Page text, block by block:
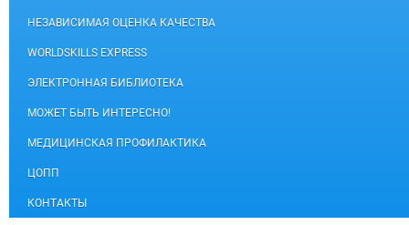
НЕЗАВИСИМАЯ ОЦЕНКА КАЧЕСТВА
WORLDSKILLS EXPRESS
ЭЛЕКТРОННАЯ БИБЛИОТЕКА
МОЖЕТ БЫТЬ ИНТЕРЕСНО!
МЕДИЦИНСКАЯ ПРОФИЛАКТИКА
ЦОПП
КОНТАКТЫ